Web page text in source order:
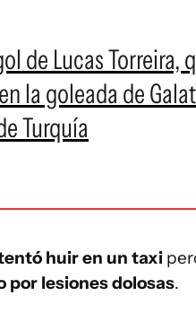
de Lucas Torreira,
la goleada de
Turquía
huir en un taxi
por lesiones dolosas.